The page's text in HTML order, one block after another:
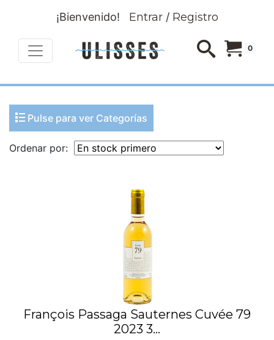
¡Bienvenido! Entrar/ Registro
0
Pulse para ver Categorías
Ordenar por:
François Passaga Sauternes Cuvée 79
2023 3...